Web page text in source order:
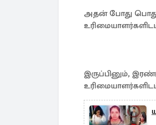
அதன் போது பொது
இருப்பினும்,